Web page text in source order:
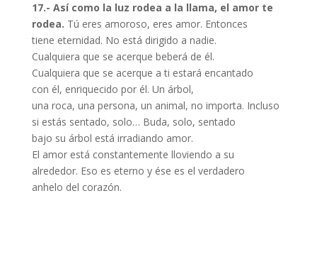
17.- Así como la luz rodea a la llama, el amor te
rodea. Tú eres amoroso, eres amor. Entonces
tiene eternidad. No está dirigido a nadie.
Cualquiera que se acerque beberá de él.
Cualquiera que se acerque a ti estará encantado
con él, enriquecido por él. Un árbol,
una roca, una persona, un animal, no importa. Incluso
si estás sentado, solo… Buda, solo, sentado
bajo su árbol está irradiando amor.
El amor está constantemente lloviendo a su
alrededor. Eso es eterno y ése es el verdadero
anhelo del corazón.